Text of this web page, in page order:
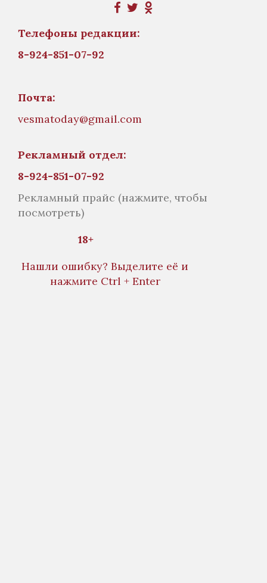
Телефоны редакции:
8-924-851-07-92
Почта:
vesmatoday@gmail.com
Рекламный отдел:
8-924-851-07-92
Рекламный прайс (нажмите, чтобы
посмотреть)
18+
Нашли ошибку? Выделите её и
нажмите Ctrl + Enter